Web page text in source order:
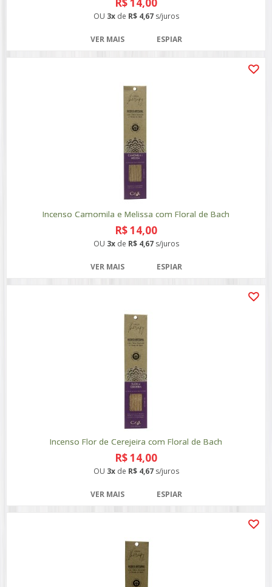
OU 3xde R$ 4,67s/juros
VER MAIS ESPIAR
Incenso Camomila e Melissa com Floral de Bach
R$ 14,00
OU 3xde R$ 4,67s/juros
VER MAIS ESPIAR
Incenso Flor de Cerejeira com Floral de Bach
R$ 14,00
OU 3xde R$ 4,67s/juros
VER MAIS ESPIAR